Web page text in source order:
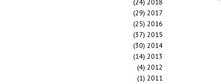
2018
(24)
2017
(29)
2016
(25)
2015
(37)
2014
(30)
2013
(14)
2012
(4)
2011
(1)